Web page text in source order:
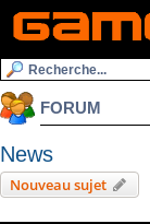
FORUM
News
Nouveau sujet